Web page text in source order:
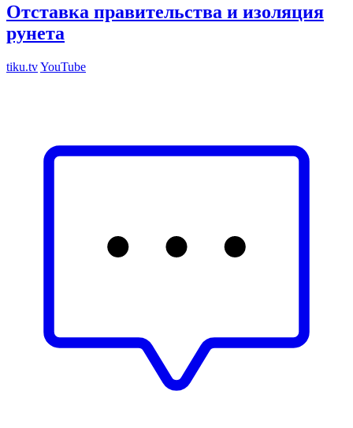
Отставка правительства и изоляция
рунета
tiku.tvYouTube